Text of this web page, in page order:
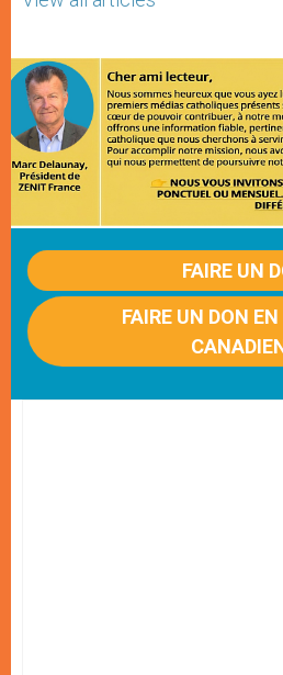
FAIRE UN
FAIRE UN DON